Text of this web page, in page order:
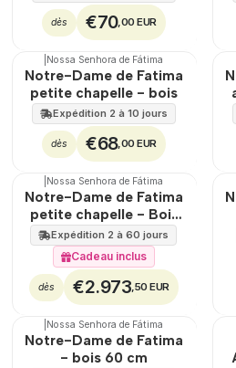
dès €70,00 EUR
Nossa Senhora de Fátima
Notre-Dame de Fatima
petite chapelle - bois
Expédition 2 à 10 jours
dès €68,00 EUR
🇵🇹
TOP
Nossa Senhora de Fátima
Notre-Dame de Fatima
petite chapelle - Bois
105 cm
Expédition 2 à 60 jours
Cadeau inclus
dès €2.973,50 EUR
🇵🇹
Nossa Senhora de Fátima
Notre-Dame de Fatima
- bois 60 cm